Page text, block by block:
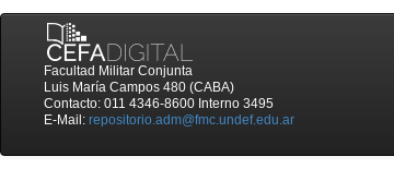
Facultad Militar Conjunta
Luis María Campos 480 (CABA)
Contacto: 011 4346-8600 Interno 3495
E-Mail: repositorio.adm@fmc.undef.edu.ar